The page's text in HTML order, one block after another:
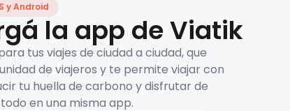
y Android
la app de Viatik
tus viajes de ciudad a ciudad, que
de viajeros y te permite viajar con
tu huella de carbono y disfrutar de
en una misma app.